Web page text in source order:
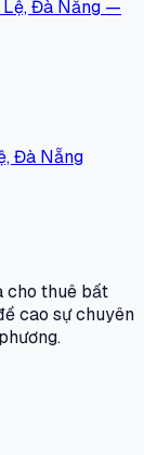
Đà Nẵng
cho thuê bất
cao sự chuyên